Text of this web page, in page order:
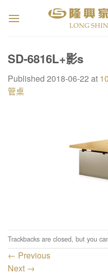
SD-6816L+影s
Published 2018-06-22 at
管桌
Trackbacks are closed, but you
← Previous
Next →